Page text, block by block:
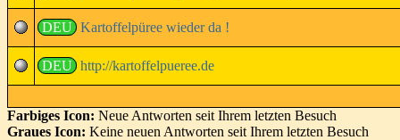
DEU Kartoffelpüree wieder da !
DEU http://kartoffelpueree.de
Farbiges Icon: Neue Antworten seit Ihrem letzten Besuch
Graues Icon: Keine neuen Antworten seit Ihrem letzten Besuch